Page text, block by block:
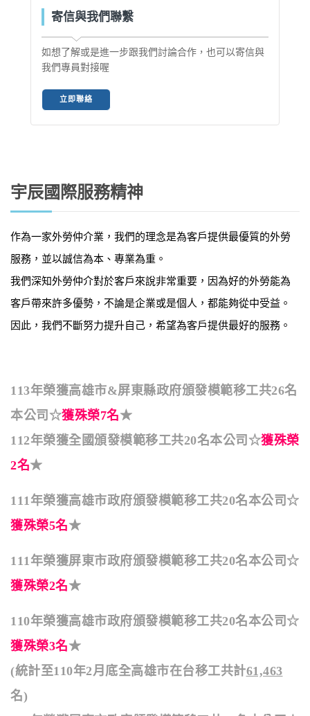
寄信與我們聯繫
如想了解或是進一步跟我們討論合作，也可以寄信與
我們專員對接喔
立即聯絡
宇辰國際服務精神
作為一家外勞仲介業，我們的理念是為客戶提供最優質的外勞
服務，並以誠信為本、專業為重。
我們深知外勞仲介對於客戶來說非常重要，因為好的外勞能為
客戶帶來許多優勢，不論是企業或是個人，都能夠從中受益。
因此，我們不斷努力提升自己，希望為客戶提供最好的服務。
113年榮獲高雄市&屏東縣政府頒發模範移工共26名
本公司☆獲殊榮7名★
112年榮獲全國頒發模範移工共20名本公司☆獲殊榮
2名★
111年榮獲高雄市政府頒發模範移工共20名本公司☆
獲殊榮5名★
111年榮獲屏東市政府頒發模範移工共20名本公司☆
獲殊榮2名★
110年榮獲高雄市政府頒發模範移工共20名本公司☆
獲殊榮3名★
(統計至110年2月底全高雄市在台移工共計61,463
名)